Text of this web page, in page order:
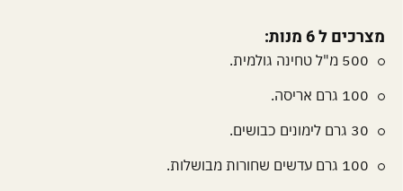
מצרכים ל 6 מנות:
500 מ"ל טחינה גולמית.
100 גרם אריסה.
30 גרם לימונים כבושים.
100 גרם עדשים שחורות מבושלות.